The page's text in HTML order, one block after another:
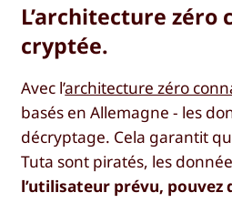
L’architecture
cryptée.
Avec l’architecture zéro
basés en Allemagne - les
décryptage. Cela garantit
Tuta sont piratés, les
l’utilisateur prévu, pouvez